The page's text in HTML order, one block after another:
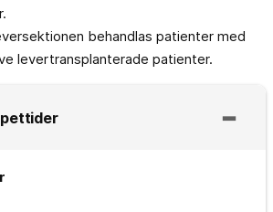
behandlas patienter med
levertransplanterade patienter.